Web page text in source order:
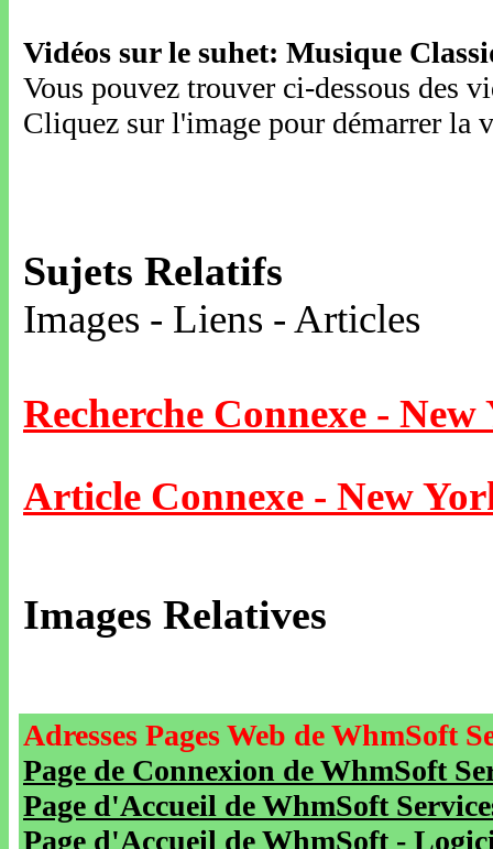
Vidéos sur le suhet: Musique
Vous pouvez trouver ci-dessous des
Cliquez sur l'image pour démarrer la
Sujets Relatifs
Images - Liens - Articles
Recherche Connexe -
Article Connexe - New
Images Relatives
Adresses Pages Web de WhmSoft
Page de Connexion de WhmSoft
Page d'Accueil de WhmSoft
Page d'Accueil de WhmSoft -